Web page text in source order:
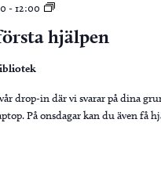
hjälpen
-12:00
Digitala
hjälpen
drop-in där vi svarar på dina
På onsdagar kan du även få